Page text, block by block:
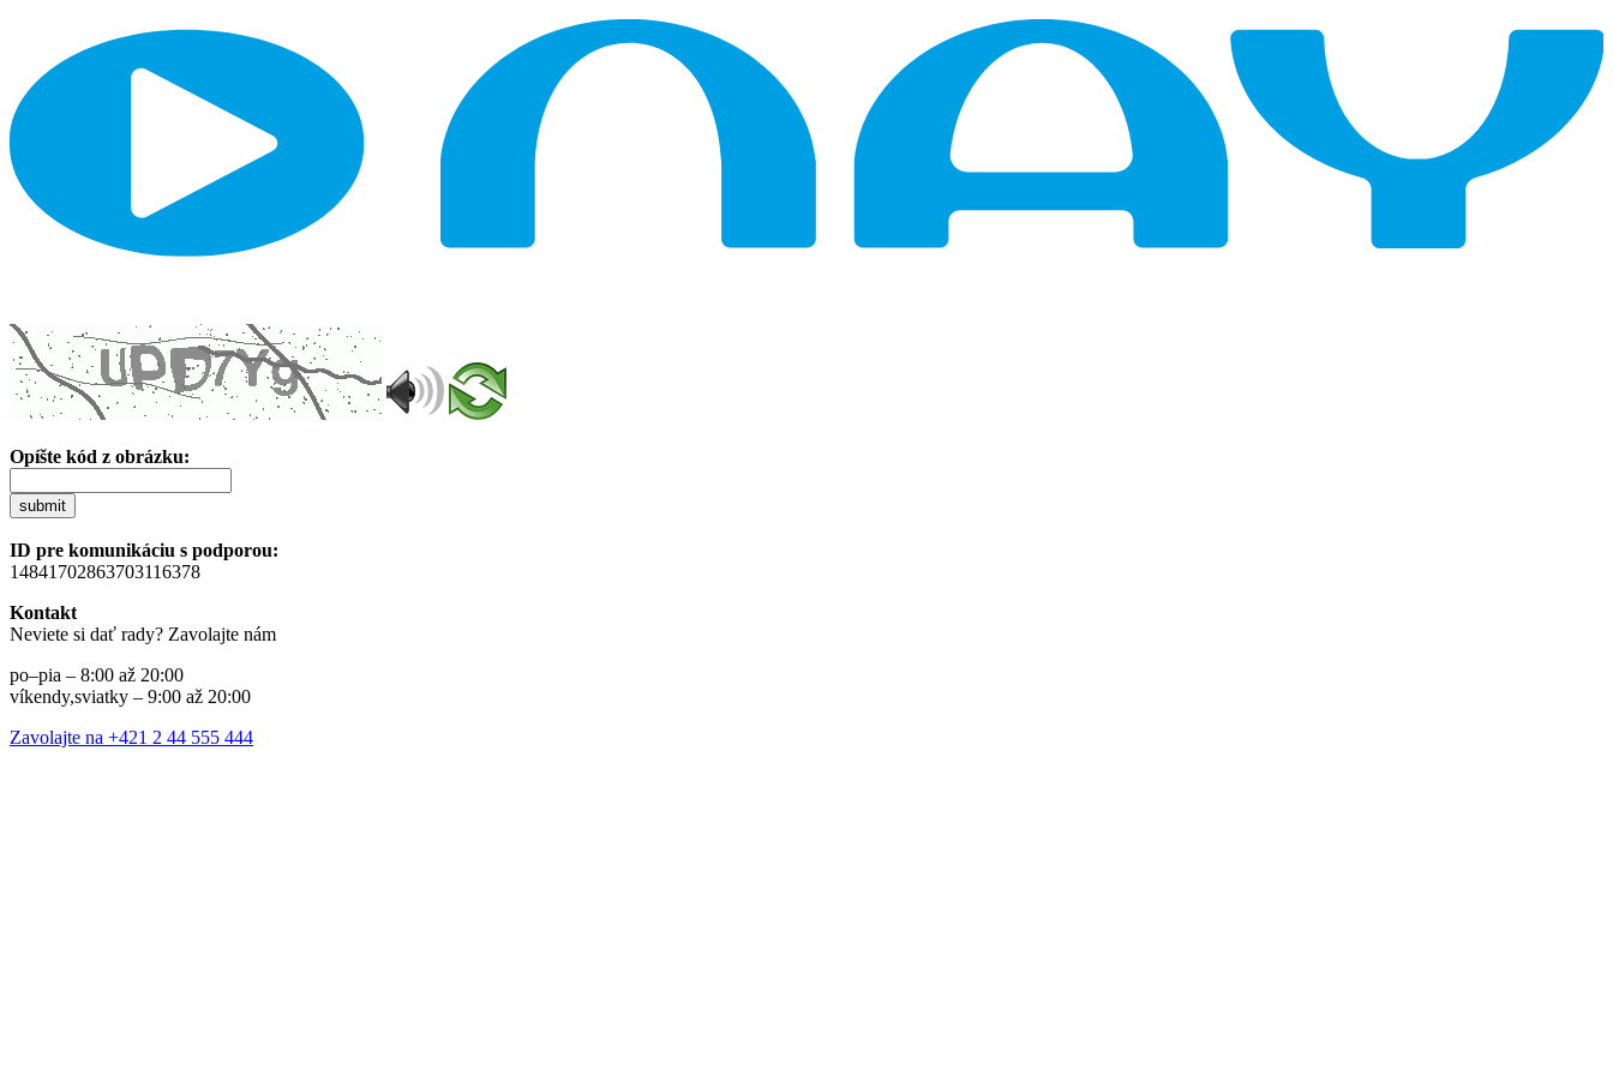
Opíšte kód z obrázku:
submit
ID pre komunikáciu s podporou:
14841702863703116378
Kontakt
Neviete si dať rady? Zavolajte nám
po–pia – 8:00 až 20:00
víkendy,sviatky – 9:00 až 20:00
Zavolajte na +421 2 44 555 444